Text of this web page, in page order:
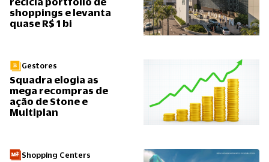
shoppings e levanta
quase R$ 1 bi
Gestores
Squadra elogia as
mega recompras de
ação de Stone e
Multiplan
Shopping Centers